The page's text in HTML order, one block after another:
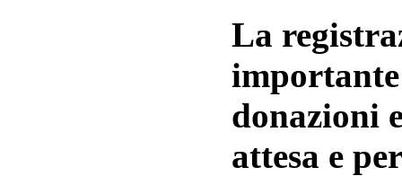
La
donazioni
attesa e